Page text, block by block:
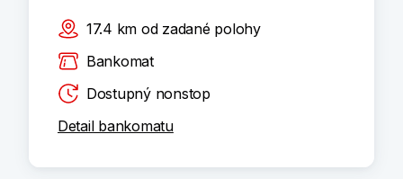
17.4 km od zadané polohy
Bankomat
Dostupný nonstop
Detail bankomatu